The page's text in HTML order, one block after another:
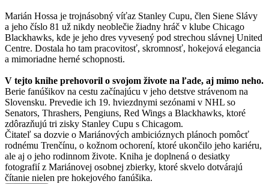
Marián Hossa je trojnásobný víťaz Stanley Cupu, člen Siene Slávy
a jeho číslo 81 už nikdy neoblečie žiadny hráč v klube Chicago
Blackhawks, kde je jeho dres vyvesený pod strechou slávnej United
Centre. Dostala ho tam pracovitosť, skromnosť, hokejová elegancia
a mimoriadne herné schopnosti.
V tejto knihe prehovoril o svojom živote na ľade, aj mimo neho.
Berie fanúšikov na cestu začínajúcu v jeho detstve strávenom na
Slovensku. Prevedie ich 19. hviezdnymi sezónami v NHL so
Senators, Thrashers, Pengiuns, Red Wings a Blackhawks, ktoré
zdôrazňujú tri zisky Stanley Cupu s Chicagom.
Čitateľ sa dozvie o Mariánových ambicióznych plánoch pomôcť
rodnému Trenčínu, o kožnom ochorení, ktoré ukončilo jeho kariéru,
ale aj o jeho rodinnom živote. Kniha je doplnená o desiatky
fotografií z Mariánovej osobnej zbierky, ktoré skvelo dotvárajú
čítanie nielen pre hokejového fanúšika.